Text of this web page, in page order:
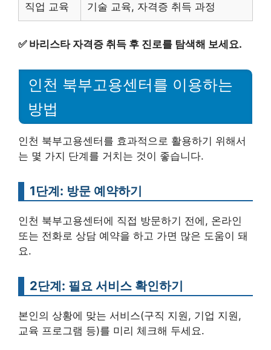
직업 교육 기술 교육, 자격증 취득 과정
✅ 바리스타 자격증 취득 후 진로를 탐색해 보세요.
인천 북부고용센터를 이용하는
방법
인천 북부고용센터를 효과적으로 활용하기 위해서
는 몇 가지 단계를 거치는 것이 좋습니다.
1단계: 방문 예약하기
인천 북부고용센터에 직접 방문하기 전에, 온라인
또는 전화로 상담 예약을 하고 가면 많은 도움이 돼
요.
2단계: 필요 서비스 확인하기
본인의 상황에 맞는 서비스(구직 지원, 기업 지원,
교육 프로그램 등)를 미리 체크해 두세요.